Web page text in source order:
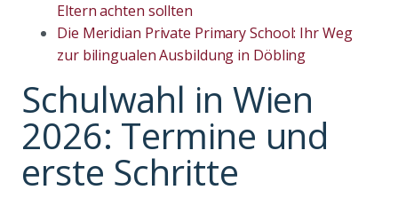
Eltern achten sollten
Die Meridian Private Primary School: Ihr Weg
zur bilingualen Ausbildung in Döbling
Schulwahl in Wien
2026: Termine und
erste Schritte